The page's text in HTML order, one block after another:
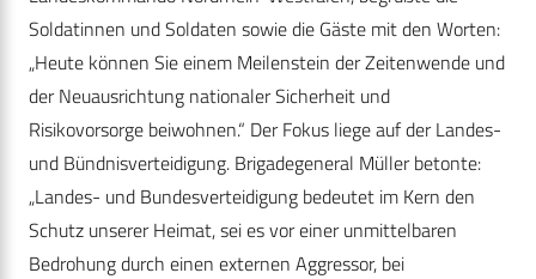
Soldatinnen und Soldaten sowie die Gäste mit den Worten:
„Heute können Sie einem Meilenstein der Zeitenwende und
der Neuausrichtung nationaler Sicherheit und
Risikovorsorge beiwohnen.“ Der Fokus liege auf der Landes-
und Bündnisverteidigung. Brigadegeneral Müller betonte:
„Landes- und Bundesverteidigung bedeutet im Kern den
Schutz unserer Heimat, sei es vor einer unmittelbaren
Bedrohung durch einen externen Aggressor, bei